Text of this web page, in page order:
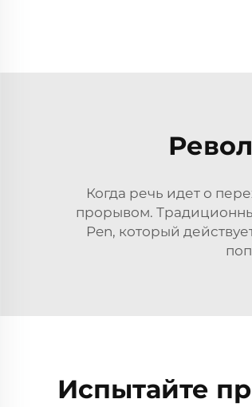
Когда речь идет о
прорывом.
Pen, который
Испытайте